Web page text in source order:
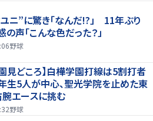
ニ”に驚き「なんだ!?」 11年ぶり
声「こんな色だった？」
野球
見どころ】白樺学園打線は5割打者
生5人が中心、聖光学院を止めた東
腕エースに挑む
野球